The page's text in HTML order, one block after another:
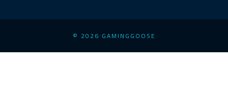
© 2026 GAMINGGOOSE